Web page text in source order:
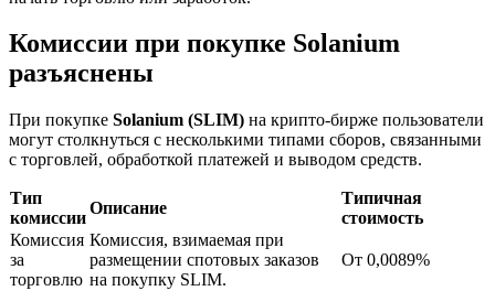
Эксклюзивные инвестиции для владельцев BTR
Комиссии при покупке Solanium
разъяснены
При покупке Solanium (SLIM) на крипто-бирже пользователи
могут столкнуться с несколькими типами сборов, связанными
с торговлей, обработкой платежей и выводом средств.
Тип
комиссии
Описание
Типичная
стоимость
Комиссия
за
торговлю
Комиссия, взимаемая при
размещении спотовых заказов
на покупку SLIM.
От 0,0089%